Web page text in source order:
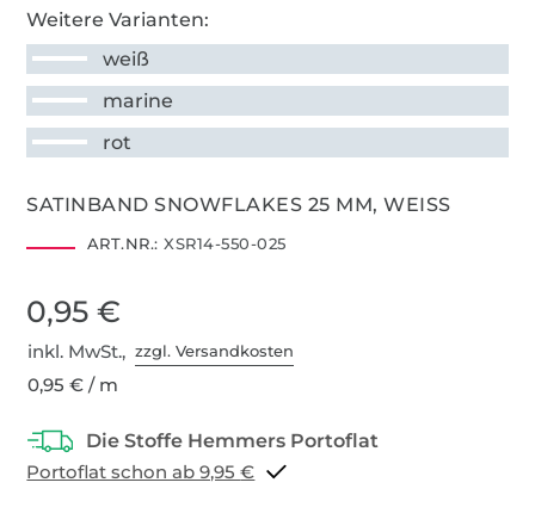
Weitere Varianten:
weiß
marine
rot
SATINBAND SNOWFLAKES 25 MM, WEISS
ART.NR.: XSR14-550-025
0,95 €
inkl. MwSt.,zzgl. Versandkosten
0,95 € / m
Portoflat schon ab 9,95 €